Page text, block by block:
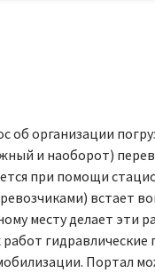
об организации
и наоборот)
при помощи
встает
месту делает эти
Портал